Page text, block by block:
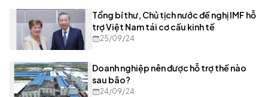
Tổng bí thư, Chủ tịch nước đề nghị IMF hỗ
trợ Việt Nam tái cơ cấu kinh tế
25/09/24
Doanh nghiệp nên được hỗ trợ thế nào
sau bão?
24/09/24